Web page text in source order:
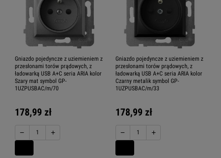
Gniazdo pojedyncze z uziemieniem z
przesłonami torów prądowych, z
ładowarką USB A+C seria ARIA kolor
Szary mat symbol GP-
1UZPUSBAC/m/70
178,99 zł
− +
Gniazdo pojedyncze z uziemieniem z
przesłonami torów prądowych, z
ładowarką USB A+C seria ARIA kolor
Czarny metalik symbol GP-
1UZPUSBAC/m/33
178,99 zł
− +